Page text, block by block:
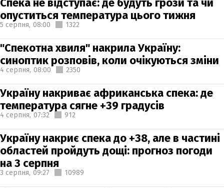
опуститься температура цього тижня
5 серпня, 08:00 1322
"Спекотна хвиля" накрила Україну:
синоптик розповів, коли очікуються зміни
4 серпня, 08:00 2350
Україну накриває африканська спека: де
температура сягне +39 градусів
4 серпня, 07:32 912
Україну накриє спека до +38, але в частині
областей пройдуть дощі: прогноз погоди
на 3 серпня
3 серпня, 09:27 10989